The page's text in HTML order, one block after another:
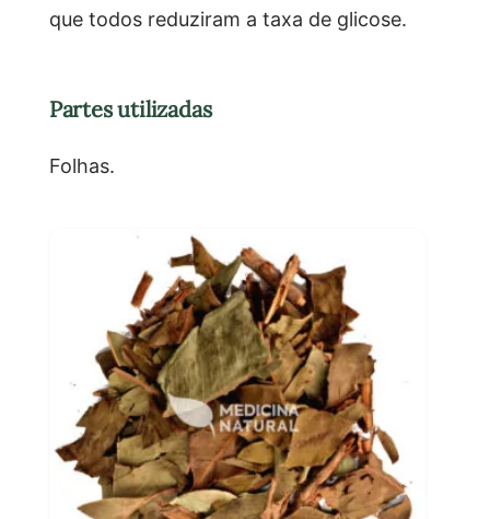
que todos reduziram a taxa de glicose.
Partes utilizadas
Folhas.